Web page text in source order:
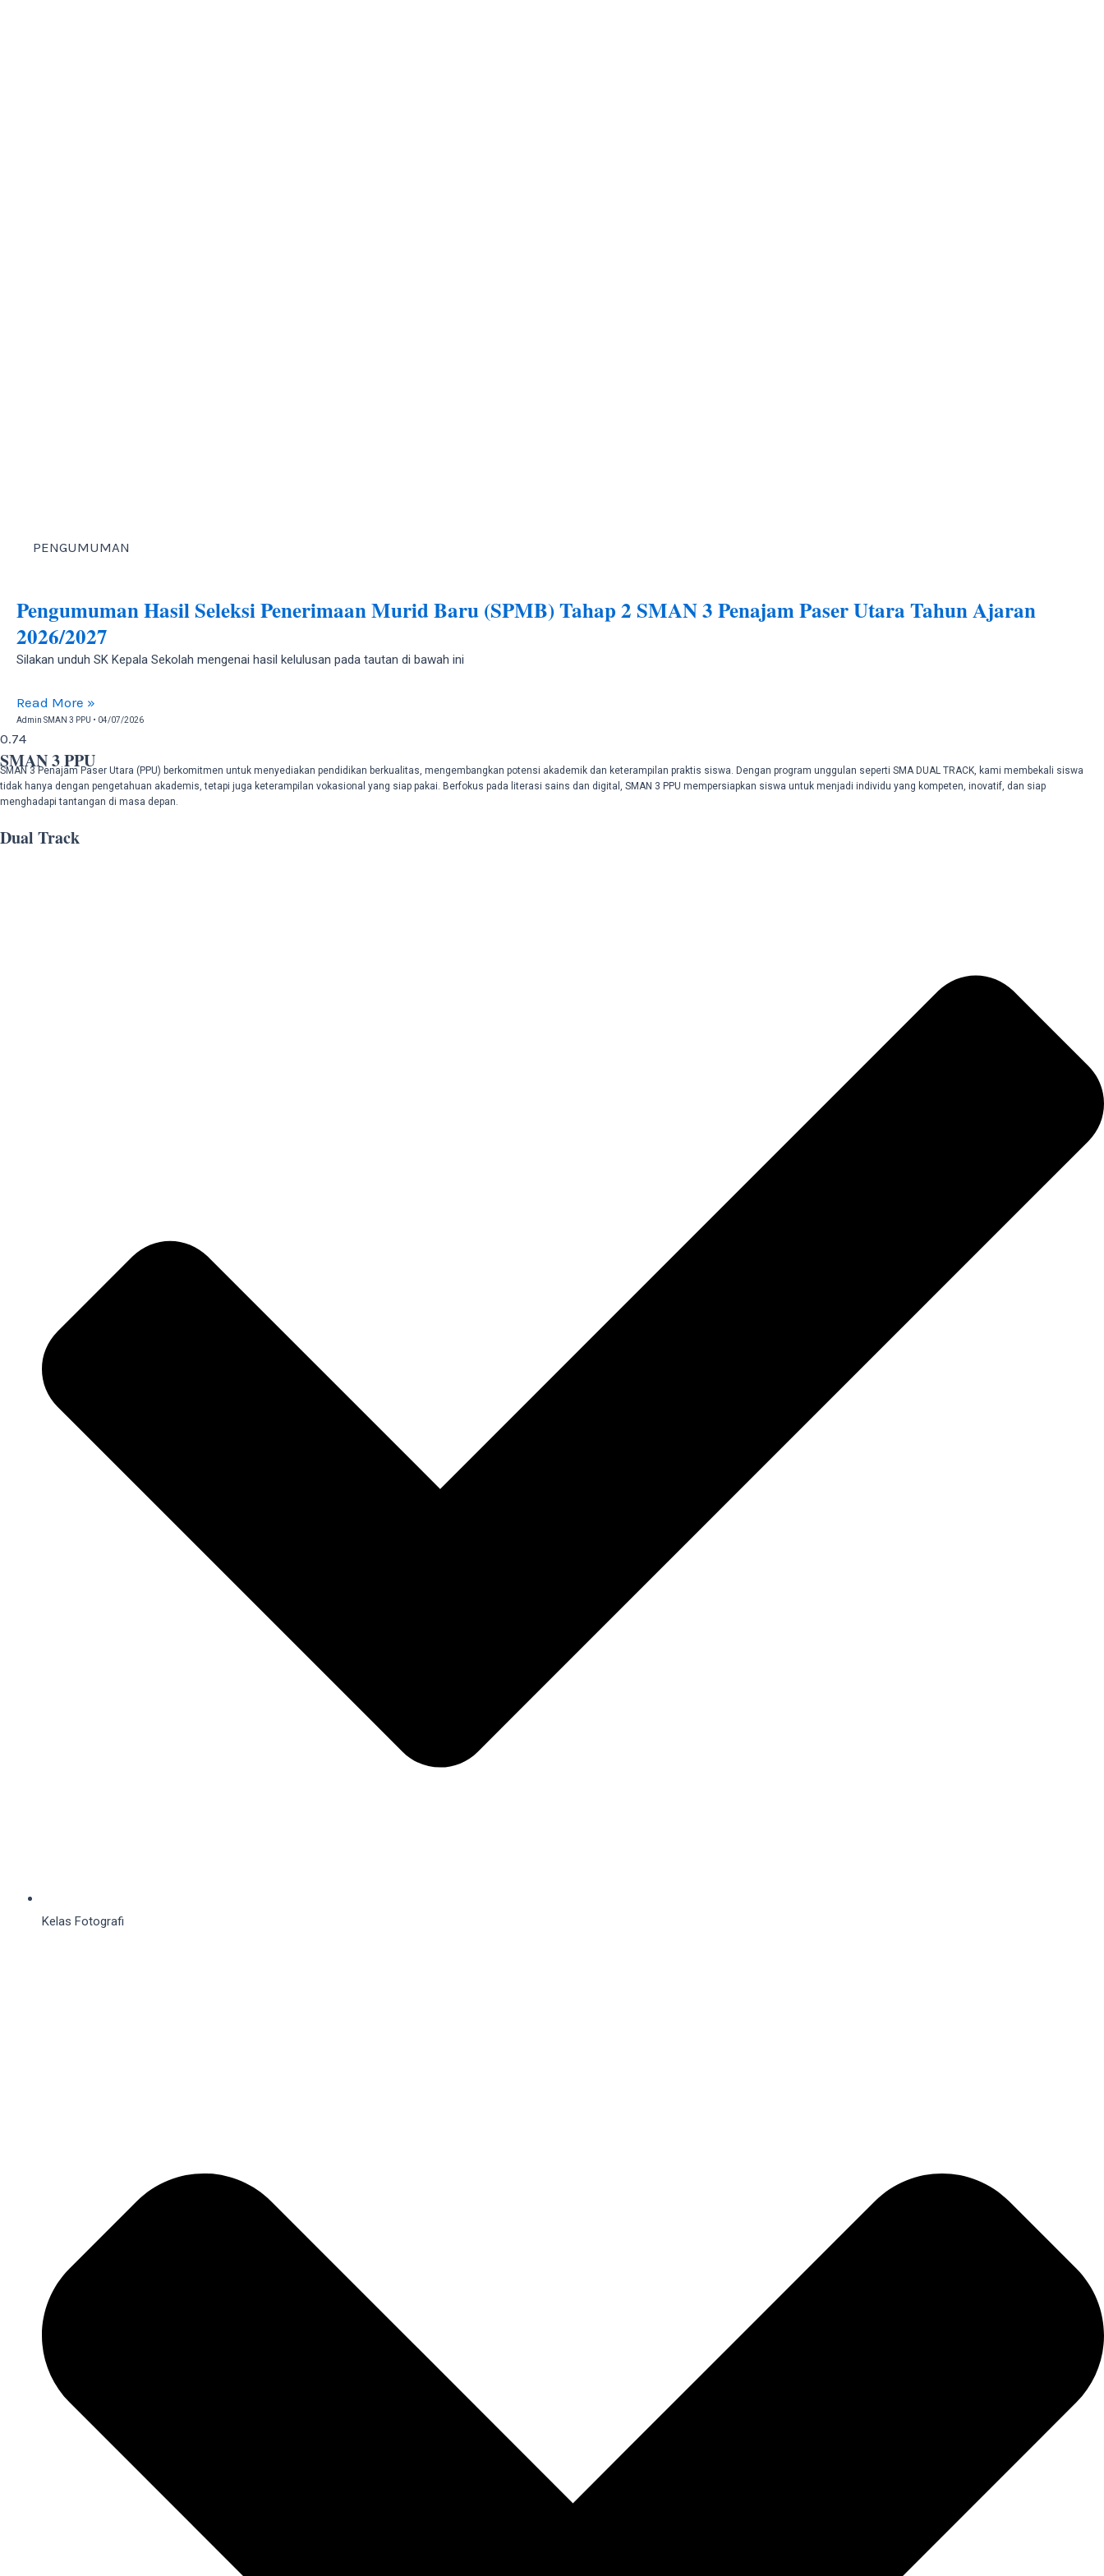
PENGUMUMAN
Pengumuman Hasil Seleksi Penerimaan Murid Baru (SPMB) Tahap 2 SMAN 3 Penajam Paser Utara Tahun Ajaran
2026/2027
Silakan unduh SK Kepala Sekolah mengenai hasil kelulusan pada tautan di bawah ini
Read More »
Admin SMAN 3 PPU 04/07/2026
SMAN 3 PPU
SMAN 3 Penajam Paser Utara (PPU) berkomitmen untuk menyediakan pendidikan berkualitas, mengembangkan potensi akademik dan keterampilan praktis siswa. Dengan program unggulan seperti SMA DUAL TRACK, kami membekali siswa
tidak hanya dengan pengetahuan akademis, tetapi juga keterampilan vokasional yang siap pakai. Berfokus pada literasi sains dan digital, SMAN 3 PPU mempersiapkan siswa untuk menjadi individu yang kompeten, inovatif, dan siap
menghadapi tantangan di masa depan.
Dual Track
Kelas Fotografi